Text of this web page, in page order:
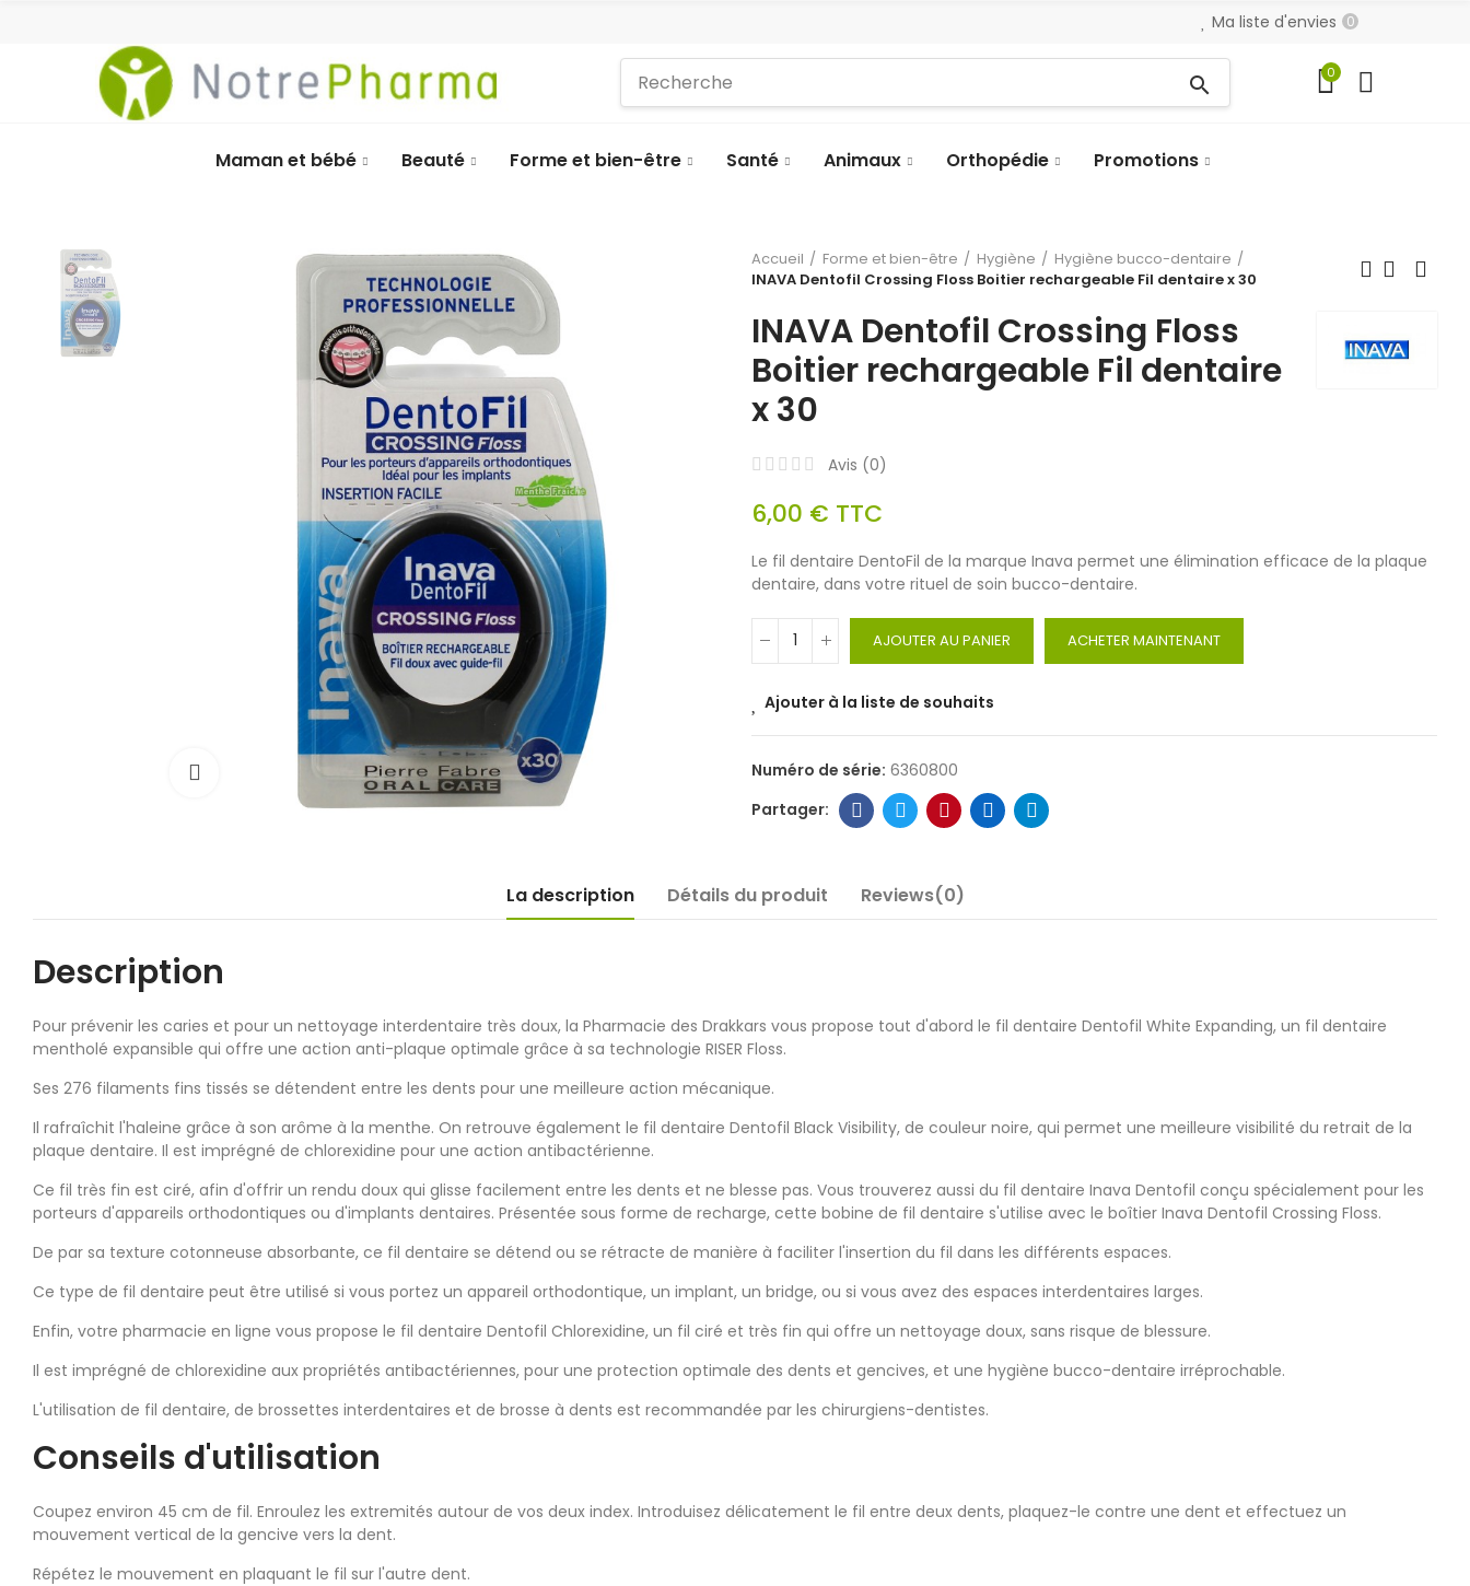
Ma liste d'envies 0
search 0
Maman et bébé Beauté Forme et bien-être Santé Animaux Orthopédie Promotions
Cliquez pour agrandir
Accueil Forme et bien-être Hygiène
Hygiène bucco-dentaire
INAVA Dentofil Crossing Floss Boitier rechargeable Fil dentaire x 30
INAVA Dentofil Crossing Floss
Boitier rechargeable Fil dentaire
x 30
Avis (0)
6,00 € TTC
Le fil dentaire DentoFil de la marque Inava permet une élimination efficace de la plaque
dentaire, dans votre rituel de soin bucco-dentaire.
AJOUTER AU PANIER ACHETER MAINTENANT
Ajouter à la liste de souhaits
Numéro de série: 6360800
La description Détails du produit Reviews(0)
Description
Pour prévenir les caries et pour un nettoyage interdentaire très doux, la Pharmacie des Drakkars vous propose tout d'abord le fil dentaire Dentofil White Expanding, un fil dentaire
mentholé expansible qui offre une action anti-plaque optimale grâce à sa technologie RISER Floss.
Ses 276 filaments fins tissés se détendent entre les dents pour une meilleure action mécanique.
Il rafraîchit l'haleine grâce à son arôme à la menthe. On retrouve également le fil dentaire Dentofil Black Visibility, de couleur noire, qui permet une meilleure visibilité du retrait de la
plaque dentaire. Il est imprégné de chlorexidine pour une action antibactérienne.
Ce fil très fin est ciré, afin d'offrir un rendu doux qui glisse facilement entre les dents et ne blesse pas. Vous trouverez aussi du fil dentaire Inava Dentofil conçu spécialement pour les
porteurs d'appareils orthodontiques ou d'implants dentaires. Présentée sous forme de recharge, cette bobine de fil dentaire s'utilise avec le boîtier Inava Dentofil Crossing Floss.
De par sa texture cotonneuse absorbante, ce fil dentaire se détend ou se rétracte de manière à faciliter l'insertion du fil dans les différents espaces.
Ce type de fil dentaire peut être utilisé si vous portez un appareil orthodontique, un implant, un bridge, ou si vous avez des espaces interdentaires larges.
Enfin, votre pharmacie en ligne vous propose le fil dentaire Dentofil Chlorexidine, un fil ciré et très fin qui offre un nettoyage doux, sans risque de blessure.
Il est imprégné de chlorexidine aux propriétés antibactériennes, pour une protection optimale des dents et gencives, et une hygiène bucco-dentaire irréprochable.
L'utilisation de fil dentaire, de brossettes interdentaires et de brosse à dents est recommandée par les chirurgiens-dentistes.
Conseils d'utilisation
Coupez environ 45 cm de fil. Enroulez les extremités autour de vos deux index. Introduisez délicatement le fil entre deux dents, plaquez-le contre une dent et effectuez un
mouvement vertical de la gencive vers la dent.
Répétez le mouvement en plaquant le fil sur l'autre dent.